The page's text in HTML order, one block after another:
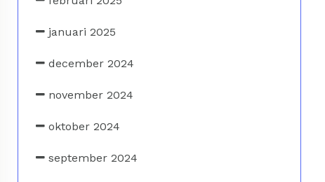
januari 2025
december 2024
november 2024
oktober 2024
september 2024